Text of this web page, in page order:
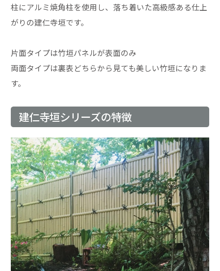
柱にアルミ焼角柱を使用し、落ち着いた高級感ある仕上
がりの建仁寺垣です。
片面タイプは竹垣パネルが表面のみ
両面タイプは裏表どちらから見ても美しい竹垣になりま
す。
建仁寺垣シリーズの特徴